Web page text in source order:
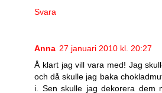
Svara
Anna 27 januari 2010 kl. 20:27
Å klart jag vill vara med! Jag
och då skulle jag baka
i. Sen skulle jag dekorera dem